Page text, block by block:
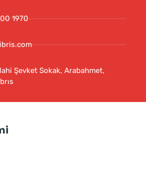
1970
Şevket Sokak, Arabahmet,